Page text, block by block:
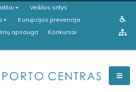
Veiklos sritys
Korupcijos prevencija
apsauga
Konkursai